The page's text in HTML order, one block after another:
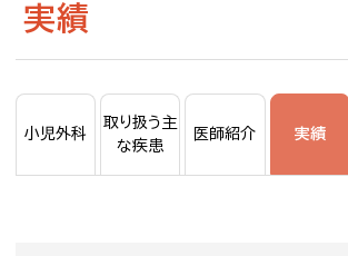
実績
小児外科
取り扱う主
な疾患
医師紹介 実績